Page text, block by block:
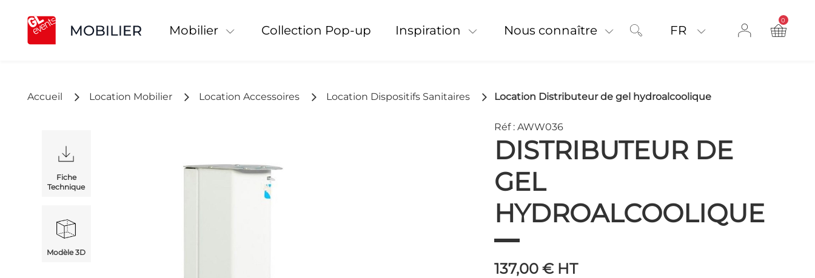
Mobilier Collection Pop-up Inspiration Nous connaître FR
0
product
Accueil Location Mobilier Location Accessoires Location Dispositifs Sanitaires Location Distributeur de gel hydroalcoolique
Fiche
Technique
Modèle 3D
Réf : AWW036
DISTRIBUTEUR DE
GEL
HYDROALCOOLIQUE
137,00 € HT